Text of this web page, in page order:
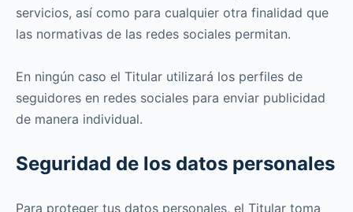
servicios, así como para cualquier otra finalidad que
las normativas de las redes sociales permitan.
En ningún caso el Titular utilizará los perfiles de
seguidores en redes sociales para enviar publicidad
de manera individual.
Seguridad de los datos personales
Para proteger tus datos personales, el Titular toma